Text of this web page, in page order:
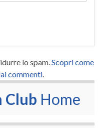
lo spam. Scopri come
commenti
Club Home